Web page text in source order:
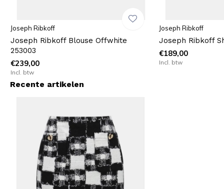
Joseph Ribkoff
Joseph Ribkoff Blouse Offwhite
253003
€239,00
Incl. btw
Joseph Ribkoff
Joseph Ribkoff
€189,00
Incl. btw
Recente artikelen